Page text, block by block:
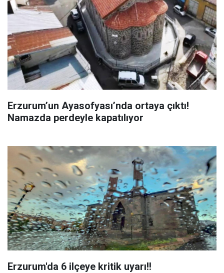
Erzurum’un Ayasofyası’nda ortaya çıktı!
Namazda perdeyle kapatılıyor
Erzurum'da 6 ilçeye kritik uyarı!!